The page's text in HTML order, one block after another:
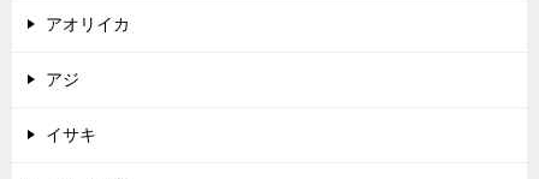
アオリイカ
アジ
イサキ